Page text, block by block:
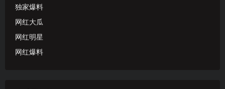
独家爆料
网红大瓜
网红明星
网红爆料